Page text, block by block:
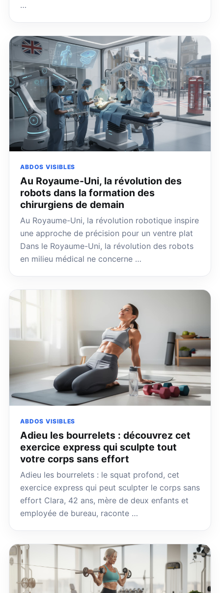
…
ABDOS VISIBLES
Au Royaume-Uni, la révolution des
robots dans la formation des
chirurgiens de demain
Au Royaume-Uni, la révolution robotique inspire
une approche de précision pour un ventre plat
Dans le Royaume-Uni, la révolution des robots
en milieu médical ne concerne …
ABDOS VISIBLES
Adieu les bourrelets : découvrez cet
exercice express qui sculpte tout
votre corps sans effort
Adieu les bourrelets : le squat profond, cet
exercice express qui peut sculpter le corps sans
effort Clara, 42 ans, mère de deux enfants et
employée de bureau, raconte …